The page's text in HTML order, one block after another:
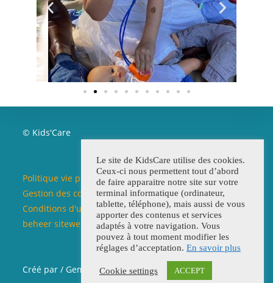
© Kids'Care
Politique vie privée / Beleid privéleven
Gestion des cookies / Beleid cookies
Conditions d'utilisation du site web / Voorwaarden
beheer siteweb
Créé par / Gemaakd doorChantal Claerhoudt
Le site de KidsCare utilise des cookies.
Ceux-ci nous permettent tout d’abord
de faire apparaitre notre site sur votre
terminal informatique (ordinateur,
tablette, téléphone), mais aussi de vous
apporter des contenus et services
adaptés à votre navigation. Vous
pouvez à tout moment modifier les
réglages d’acceptation. En savoir plus
Cookie settings ACCEPT